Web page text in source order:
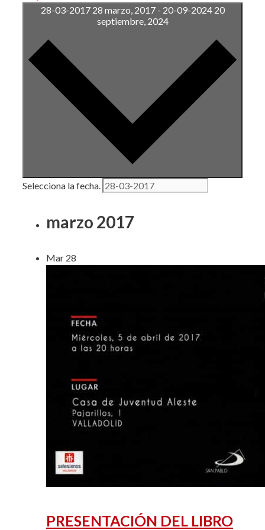
28-03-2017 28 marzo, 2017 - 20-09-2024 20
septiembre, 2024
Selecciona la fecha.
marzo 2017
Mar 28
PRESENTACIÓN DEL LIBRO